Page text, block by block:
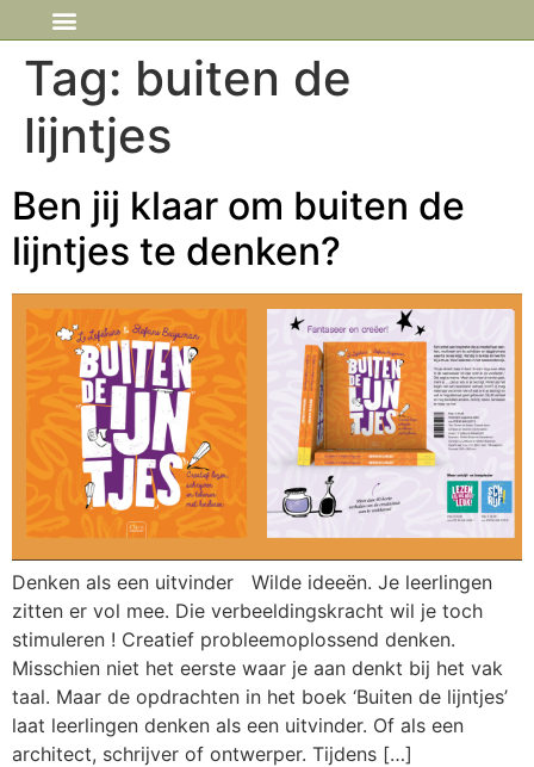
Tag: buiten de
lijntjes
Ben jij klaar om buiten de
lijntjes te denken?
Denken als een uitvinder Wilde ideeën. Je leerlingen
zitten er vol mee. Die verbeeldingskracht wil je toch
stimuleren ! Creatief probleemoplossend denken.
Misschien niet het eerste waar je aan denkt bij het vak
taal. Maar de opdrachten in het boek ‘Buiten de lijntjes’
laat leerlingen denken als een uitvinder. Of als een
architect, schrijver of ontwerper. Tijdens […]